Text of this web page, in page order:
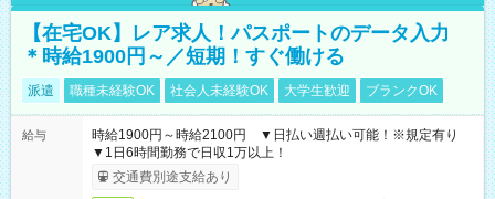
【在宅OK】レア求人！パスポートのデータ入力
＊時給1900円～／短期！すぐ働ける
派遣 職種未経験OK 社会人未経験OK 大学生歓迎 ブランクOK
給与
時給1900円～時給2100円 ▼日払い週払い可能！※規定有り
▼1日6時間勤務で日収1万以上！
交通費別途支給あり